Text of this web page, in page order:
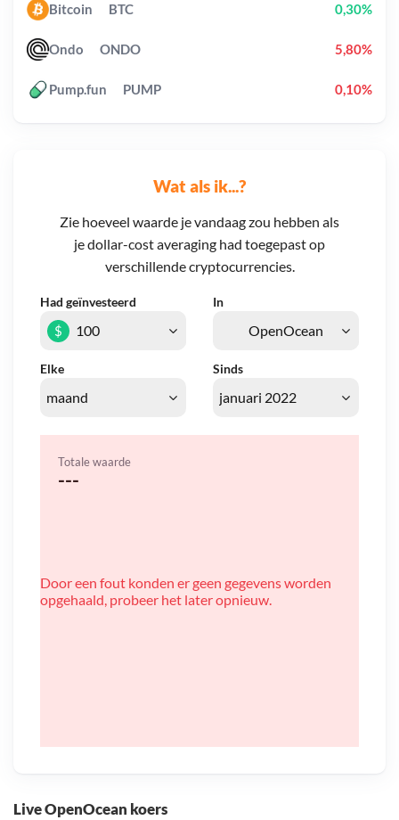
Live OpenOcean koers
Wat als ik...?
Zie hoeveel waarde je vandaag zou hebben als
je dollar-cost averaging had toegepast op
verschillende cryptocurrencies.
Had geïnvesteerd In
Elke Sinds
$
Totale waarde
---
Door een fout konden er geen gegevens worden
opgehaald, probeer het later opnieuw.
Bitcoin BTC 0,30%
Ondo ONDO 5,80%
Pump.fun PUMP 0,10%